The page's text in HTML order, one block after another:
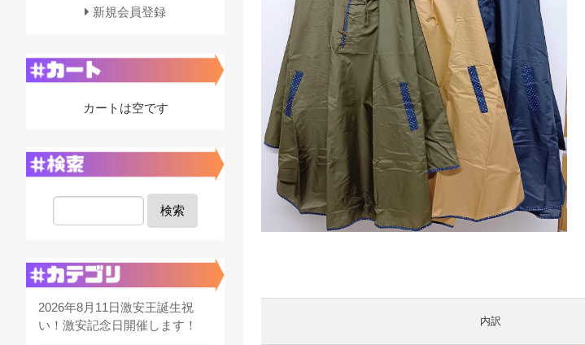
内訳
新規会員登録
カートは空です
検索
2026年8月11日激安王誕生祝
い！激安記念日開催します！